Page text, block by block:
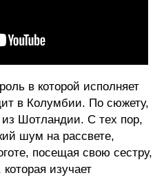
в которой исполняет
в Колумбии. По сюжету,
Шотландии. С тех пор,
шум на рассвете,
посещая свою сестру,
изучает